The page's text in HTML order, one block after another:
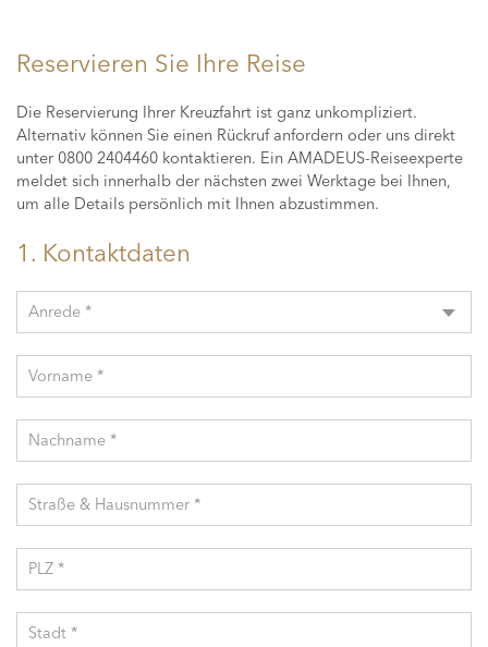
Reservieren Sie Ihre Reise
Die Reservierung Ihrer Kreuzfahrt ist ganz unkompliziert.
Alternativ können Sie einen Rückruf anfordern oder uns direkt
unter 0800 2404460 kontaktieren. Ein AMADEUS-Reiseexperte
meldet sich innerhalb der nächsten zwei Werktage bei Ihnen,
um alle Details persönlich mit Ihnen abzustimmen.
1. Kontaktdaten
Anrede *
Vorname *
Nachname *
Straße & Hausnummer *
PLZ *
Stadt *